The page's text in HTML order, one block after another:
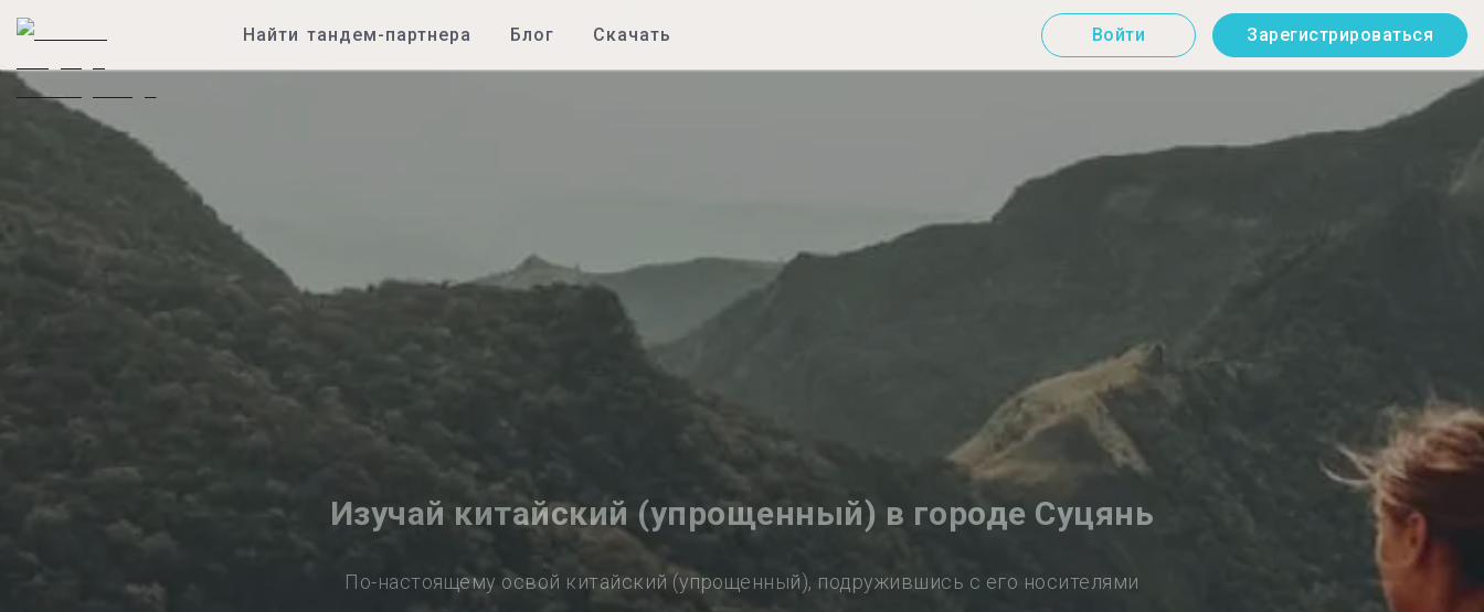
Найти тандем-партнера Блог Скачать Войти Зарегистрироваться
Изучай китайский (упрощенный) в городе Суцянь
По-настоящему освой китайский (упрощенный), подружившись с его носителями